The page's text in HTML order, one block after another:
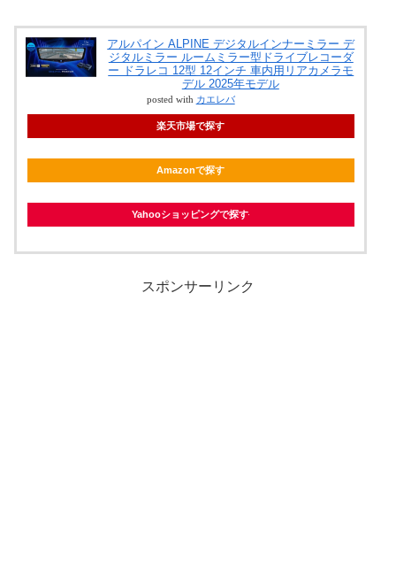
アルパイン ALPINE デジタルインナーミラー デ
ジタルミラー ルームミラー型ドライブレコーダ
ー ドラレコ 12型 12インチ 車内用リアカメラモ
デル 2025年モデル
posted with カエレバ
楽天市場で探す
Amazonで探す
Yahooショッピングで探す
スポンサーリンク